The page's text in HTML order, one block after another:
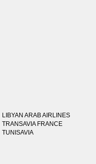
LIBYAN ARAB AIRLINES
TRANSAVIA FRANCE
TUNISAVIA